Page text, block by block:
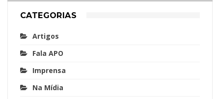
CATEGORIAS
Artigos
Fala APO
Imprensa
Na Mídia